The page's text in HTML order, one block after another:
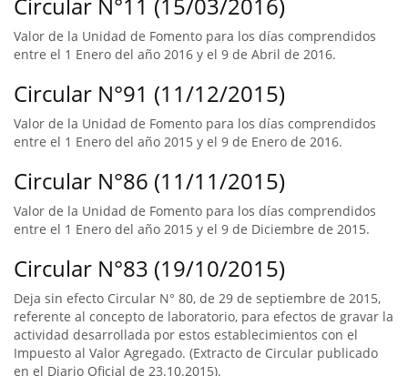
Valor de la Unidad de Fomento para los días comprendidos
entre el 1 Enero del año 2016 y el 9 de Abril de 2016.
Circular N°91 (11/12/2015)
Valor de la Unidad de Fomento para los días comprendidos
entre el 1 Enero del año 2015 y el 9 de Enero de 2016.
Circular N°86 (11/11/2015)
Valor de la Unidad de Fomento para los días comprendidos
entre el 1 Enero del año 2015 y el 9 de Diciembre de 2015.
Circular N°83 (19/10/2015)
Deja sin efecto Circular N° 80, de 29 de septiembre de 2015,
referente al concepto de laboratorio, para efectos de gravar la
actividad desarrollada por estos establecimientos con el
Impuesto al Valor Agregado. (Extracto de Circular publicado
en el Diario Oficial de 23.10.2015).